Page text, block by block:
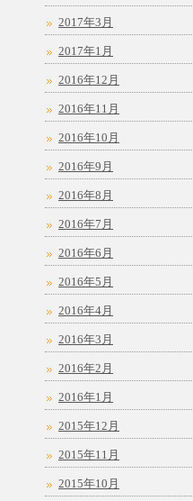
2017年3月
2017年1月
2016年12月
2016年11月
2016年10月
2016年9月
2016年8月
2016年7月
2016年6月
2016年5月
2016年4月
2016年3月
2016年2月
2016年1月
2015年12月
2015年11月
2015年10月